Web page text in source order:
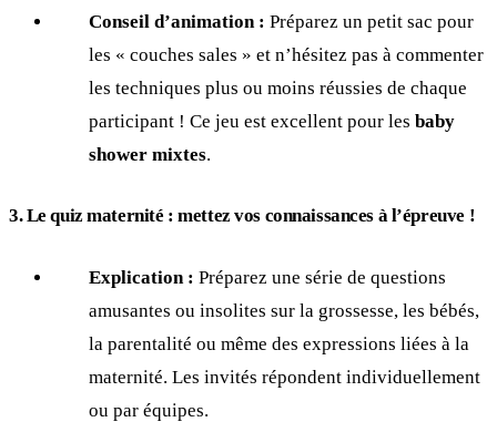
Conseil d’animation : Préparez un petit sac pour
les « couches sales » et n’hésitez pas à commenter
les techniques plus ou moins réussies de chaque
participant ! Ce jeu est excellent pour les baby
shower mixtes.
3. Le quiz maternité : mettez vos connaissances à l’épreuve !
Explication : Préparez une série de questions
amusantes ou insolites sur la grossesse, les bébés,
la parentalité ou même des expressions liées à la
maternité. Les invités répondent individuellement
ou par équipes.